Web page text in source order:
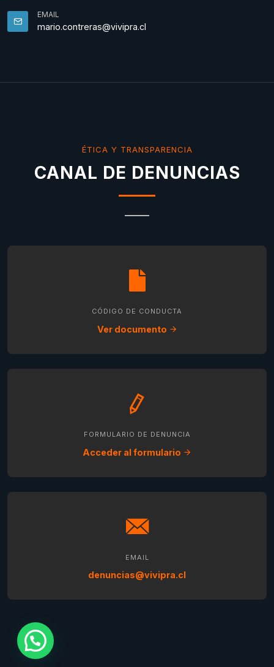
EMAIL
mario.contreras@vivipra.cl
ÉTICA Y TRANSPARENCIA
CANAL DE DENUNCIAS
CÓDIGO DE CONDUCTA
Ver documento
FORMULARIO DE DENUNCIA
Acceder al formulario
EMAIL
denuncias@vivipra.cl